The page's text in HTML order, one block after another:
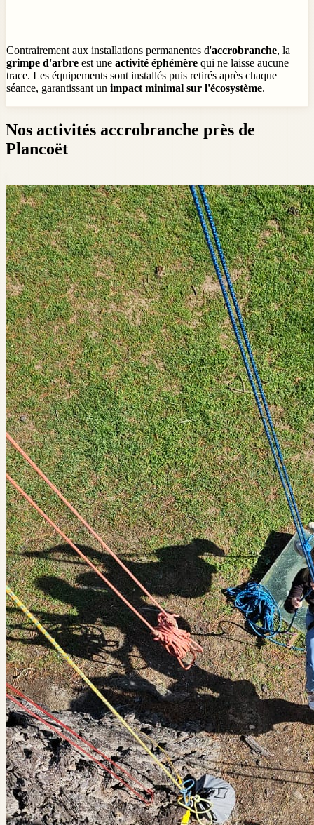
Contrairement aux installations permanentes d'accrobranche, la
grimpe d'arbre est une activité éphémère qui ne laisse aucune
trace. Les équipements sont installés puis retirés après chaque
séance, garantissant un impact minimal sur l'écosystème.
Nos activités accrobranche près de
Plancoët